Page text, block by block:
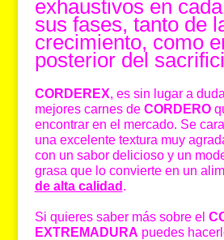
exhaustivos en
sus fases, tanto de
crecimiento, como
posterior del
CORDEREX, es sin lugar a
mejores carnes de CORDERO
encontrar en el mercado. Se
una excelente textura muy
con un sabor delicioso y un
grasa que lo convierte en un
de alta calidad .
Si quieres saber más sobre el
EXTREMADURA puedes